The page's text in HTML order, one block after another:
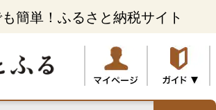
簡単！ふるさと納税サイト